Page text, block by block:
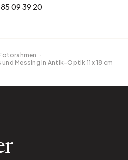
09 39 20
·
Messing in Antik-Optik 11 x 18 cm